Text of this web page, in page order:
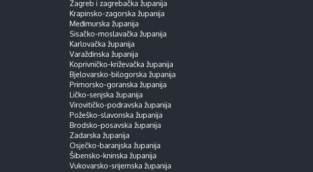
Zagreb i zagrebačka županija
Krapinsko-zagorska županija
Međimurska županija
Sisačko-moslavačka županija
Karlovačka županija
Varaždinska županija
Koprivničko-križevačka županija
Bjelovarsko-bilogorska županija
Primorsko-goranska županija
Ličko-senjska županija
Virovitičko-podravska županija
Požeško-slavonska županija
Brodsko-posavska županija
Zadarska županija
Osječko-baranjska županija
Šibensko-kninska županija
Vukovarsko-srijemska županija